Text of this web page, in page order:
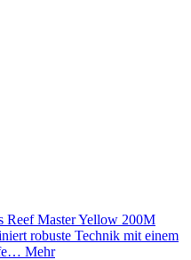
Reef Master Yellow 200M
robuste Technik mit einem
Mehr